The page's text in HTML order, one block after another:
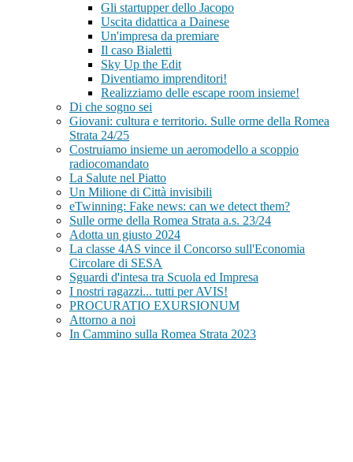
Gli startupper dello Jacopo
Uscita didattica a Dainese
Un'impresa da premiare
Il caso Bialetti
Sky Up the Edit
Diventiamo imprenditori!
Realizziamo delle escape room insieme!
Di che sogno sei
Giovani: cultura e territorio. Sulle orme della Romea
Strata 24/25
Costruiamo insieme un aeromodello a scoppio
radiocomandato
La Salute nel Piatto
Un Milione di Città invisibili
eTwinning: Fake news: can we detect them?
Sulle orme della Romea Strata a.s. 23/24
Adotta un giusto 2024
La classe 4AS vince il Concorso sull'Economia
Circolare di SESA
Sguardi d'intesa tra Scuola ed Impresa
I nostri ragazzi... tutti per AVIS!
PROCURATIO EXURSIONUM
Attorno a noi
In Cammino sulla Romea Strata 2023